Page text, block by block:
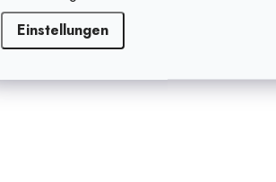
Einstellungen
(10 %)